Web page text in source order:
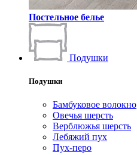
Постельное белье
Подушки
Подушки
Бамбуковое волокно
Овечья шерсть
Верблюжья шерсть
Лебяжий пух
Пух-перо